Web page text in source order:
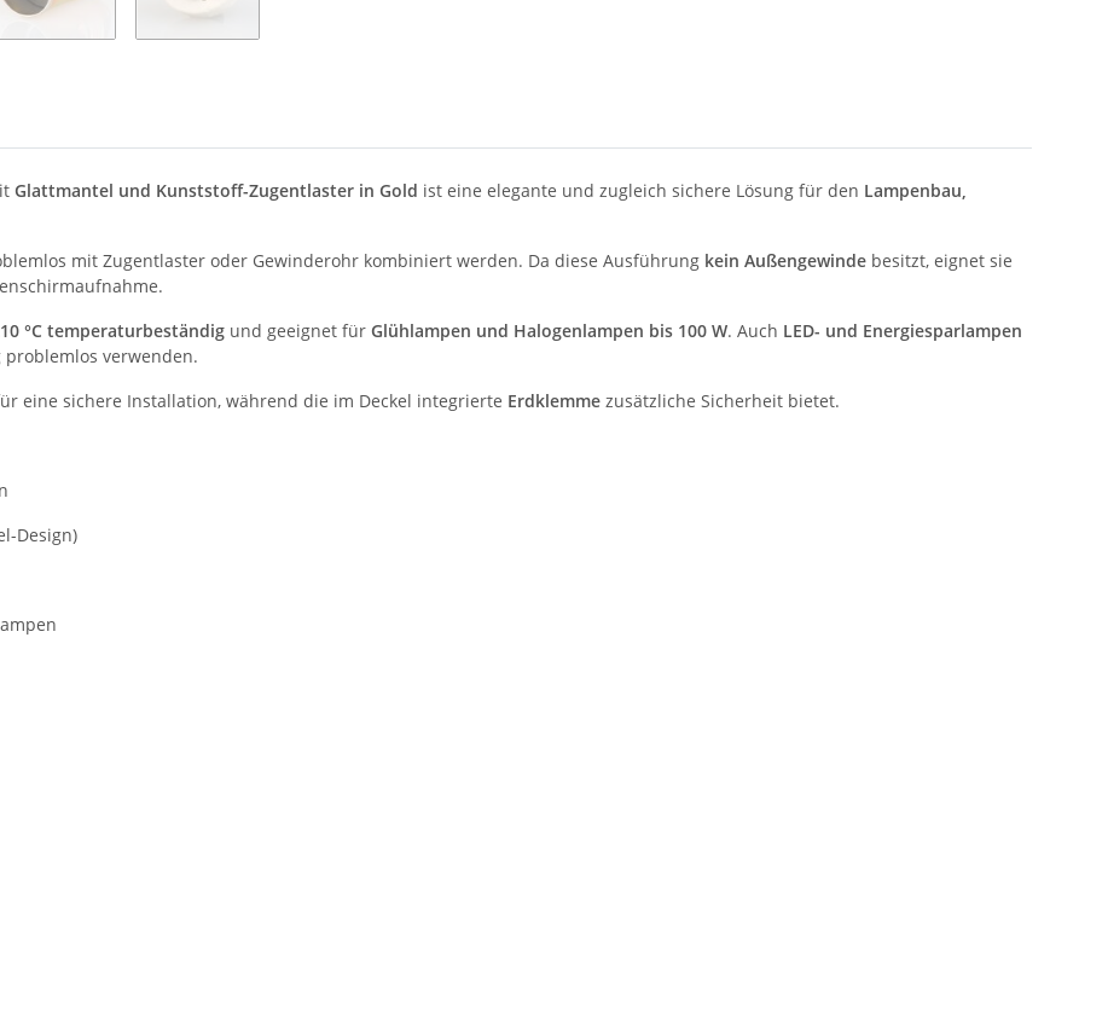
Glattmantel und Kunststoff-Zugentlaster in Gold ist eine elegante und zugleich sichere Lösung für den Lampenbau,
mit Zugentlaster oder Gewinderohr kombiniert werden. Da diese Ausführung kein Außengewinde besitzt, eignet sie
°C temperaturbeständig und geeignet für Glühlampen und Halogenlampen bis 100 W. Auch LED- und Energiesparlampen
verwenden.
eine sichere Installation, während die im Deckel integrierte Erdklemme zusätzliche Sicherheit bietet.
Design)